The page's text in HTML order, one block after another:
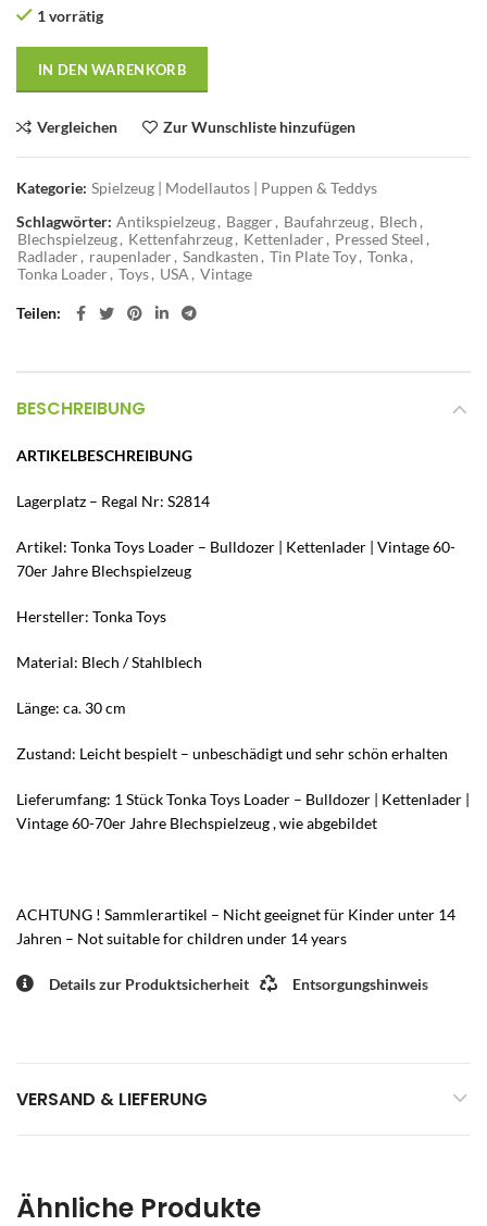
1 vorrätig
IN DEN WARENKORB
Vergleichen Zur Wunschliste hinzufügen
Kategorie: Spielzeug | Modellautos | Puppen & Teddys
Schlagwörter: Antikspielzeug, Bagger, Baufahrzeug, Blech ,
Blechspielzeug, Kettenfahrzeug, Kettenlader, Pressed Steel ,
Radlader, raupenlader, Sandkasten , Tin Plate Toy, Tonka,
Tonka Loader, Toys, USA , Vintage
Teilen
BESCHREIBUNG
ARTIKELBESCHREIBUNG
Lagerplatz – Regal Nr: S2814
Artikel: Tonka Toys Loader – Bulldozer | Kettenlader | Vintage 60-
70er Jahre Blechspielzeug
Hersteller: Tonka Toys
Material: Blech / Stahlblech
Länge: ca. 30 cm
Zustand: Leicht bespielt – unbeschädigt und sehr schön erhalten
Lieferumfang: 1 Stück Tonka Toys Loader – Bulldozer | Kettenlader |
Vintage 60-70er Jahre Blechspielzeug , wie abgebildet
ACHTUNG ! Sammlerartikel – Nicht geeignet für Kinder unter 14
Jahren – Not suitable for children under 14 years
Details zur Produktsicherheit Entsorgungshinweis
VERSAND & LIEFERUNG
Ähnliche Produkte